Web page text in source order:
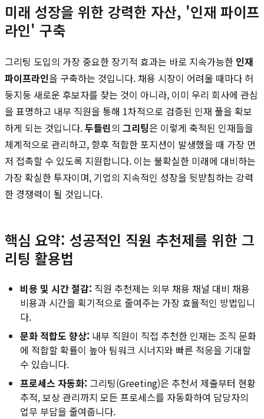
미래 성장을 위한 강력한 자산, '인재 파이프
라인' 구축
그리팅 도입의 가장 중요한 장기적 효과는 바로 지속가능한 인재
파이프라인을 구축하는 것입니다. 채용 시장이 어려울 때마다 허
둥지둥 새로운 후보자를 찾는 것이 아니라, 이미 우리 회사에 관심
을 표명하고 내부 직원을 통해 1차적으로 검증된 인재 풀을 확보
하게 되는 것입니다.두들린의 그리팅은 이렇게 축적된 인재들을
체계적으로 관리하고, 향후 적합한 포지션이 발생했을 때 가장 먼
저 접촉할 수 있도록 지원합니다. 이는 불확실한 미래에 대비하는
가장 확실한 투자이며, 기업의 지속적인 성장을 뒷받침하는 강력
한 경쟁력이 될 것입니다.
핵심 요약: 성공적인 직원 추천제를 위한 그
리팅 활용법
비용 및 시간 절감: 직원 추천제는 외부 채용 채널 대비 채용
비용과 시간을 획기적으로 줄여주는 가장 효율적인 방법입니
다.
문화 적합도 향상: 내부 직원이 직접 추천한 인재는 조직 문화
에 적합할 확률이 높아 팀워크 시너지와 빠른 적응을 기대할
수 있습니다.
프로세스 자동화: 그리팅(Greeting)은 추천서 제출부터 현황
추적, 보상 관리까지 모든 프로세스를 자동화하여 담당자의
업무 부담을 줄여줍니다.